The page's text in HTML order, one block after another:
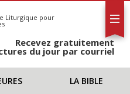
Liturgique pour
Recevez gratuitement
du jour par courriel
LA BIBLE